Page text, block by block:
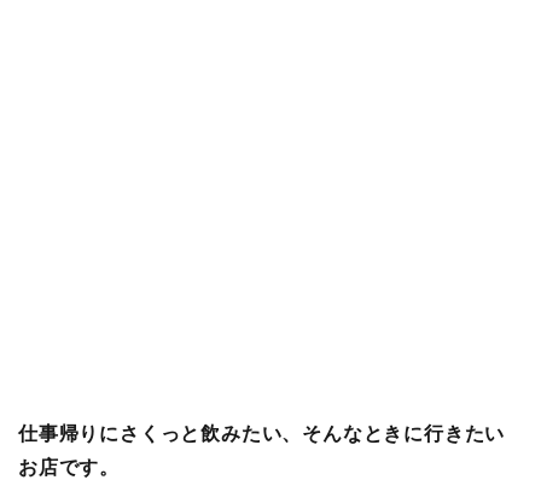
仕事帰りにさくっと飲みたい、そんなときに行きたい
お店です。